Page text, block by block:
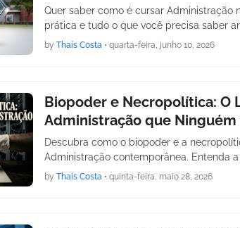
Quer saber como é cursar Administração
prática e tudo o que você precisa saber
by Thaís Costa • quarta-feira, junho 10, 2026
Biopoder e Necropolítica: O
Administração que
Descubra como o biopoder e a
Administração contemporânea. Entenda
by Thaís Costa • quinta-feira, maio 28, 2026